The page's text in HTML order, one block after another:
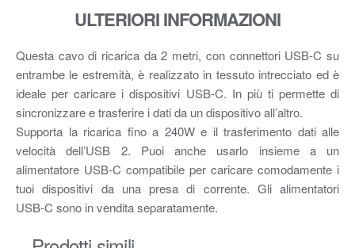
ULTERIORI INFORMAZIONI
Questa cavo di ricarica da 2 metri, con connettori USB‑C su
entrambe le estremità, è realizzato in tessuto intrecciato ed è
ideale per caricare i dispositivi USB‑C. In più ti permette di
sincronizzare e trasferire i dati da un dispositivo all’altro.
Supporta la ricarica fino a 240W e il trasferimento dati alle
velocità dell’USB 2. Puoi anche usarlo insieme a un
alimentatore USB‑C compatibile per caricare comodamente i
tuoi dispositivi da una presa di corrente. Gli alimentatori
USB‑C sono in vendita separatamente.